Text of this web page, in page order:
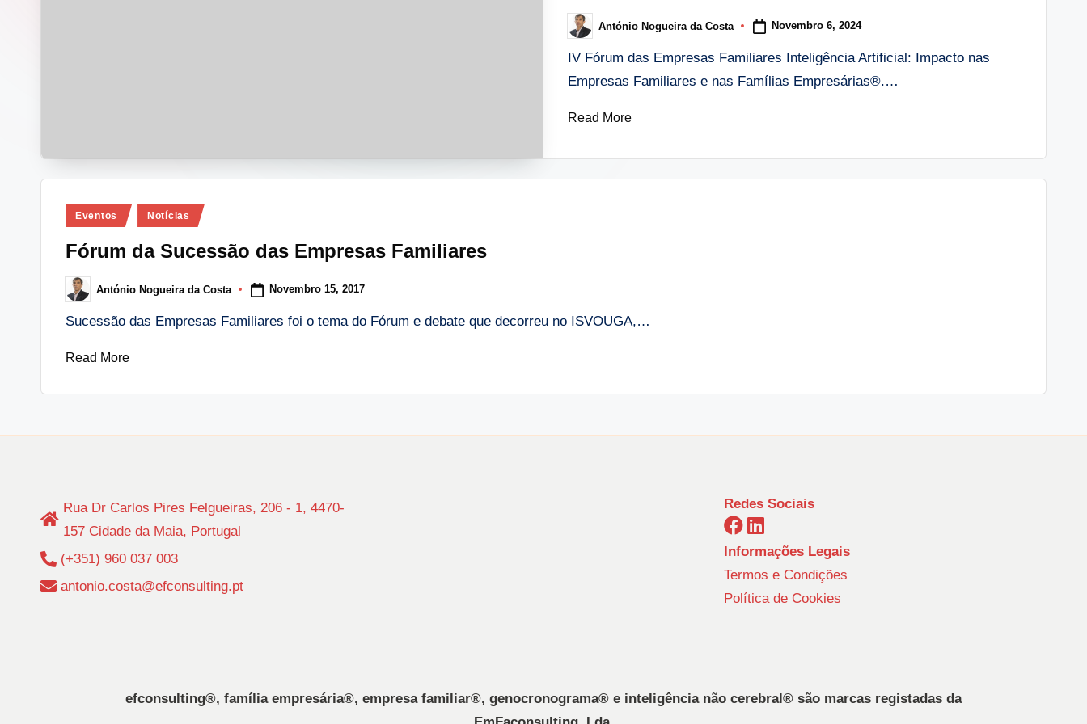
p
t
Posted
by
António Nogueira da Costa Novembro 6, 2024
IV Fórum das Empresas Familiares Inteligência Artificial: Impacto nas
Empresas Familiares e nas Famílias Empresárias®.…
Read More
Posted
Eventos Notícias
Fórum da Sucessão das Empresas Familiares
Posted
by
António Nogueira da Costa Novembro 15, 2017
Sucessão das Empresas Familiares foi o tema do Fórum e debate que decorreu no ISVOUGA,…
Read More
Rua Dr Carlos Pires Felgueiras, 206 - 1, 4470-
157 Cidade da Maia, Portugal
(+351) 960 037 003
antonio.costa@efconsulting.pt
Redes Sociais
Informações Legais
Termos e Condições
Política de Cookies
efconsulting®️, família empresária®️, empresa familiar®️, genocronograma®️ e inteligência não cerebral®️ são marcas registadas da